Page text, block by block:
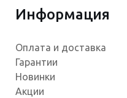
Информация
Оплата и доставка
Гарантии
Новинки
Акции